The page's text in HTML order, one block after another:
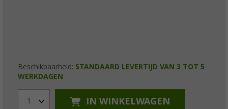
Beschikbaarheid: STANDAARD LEVERTIJD VAN 3 TOT 5
WERKDAGEN
1 IN WINKELWAGEN